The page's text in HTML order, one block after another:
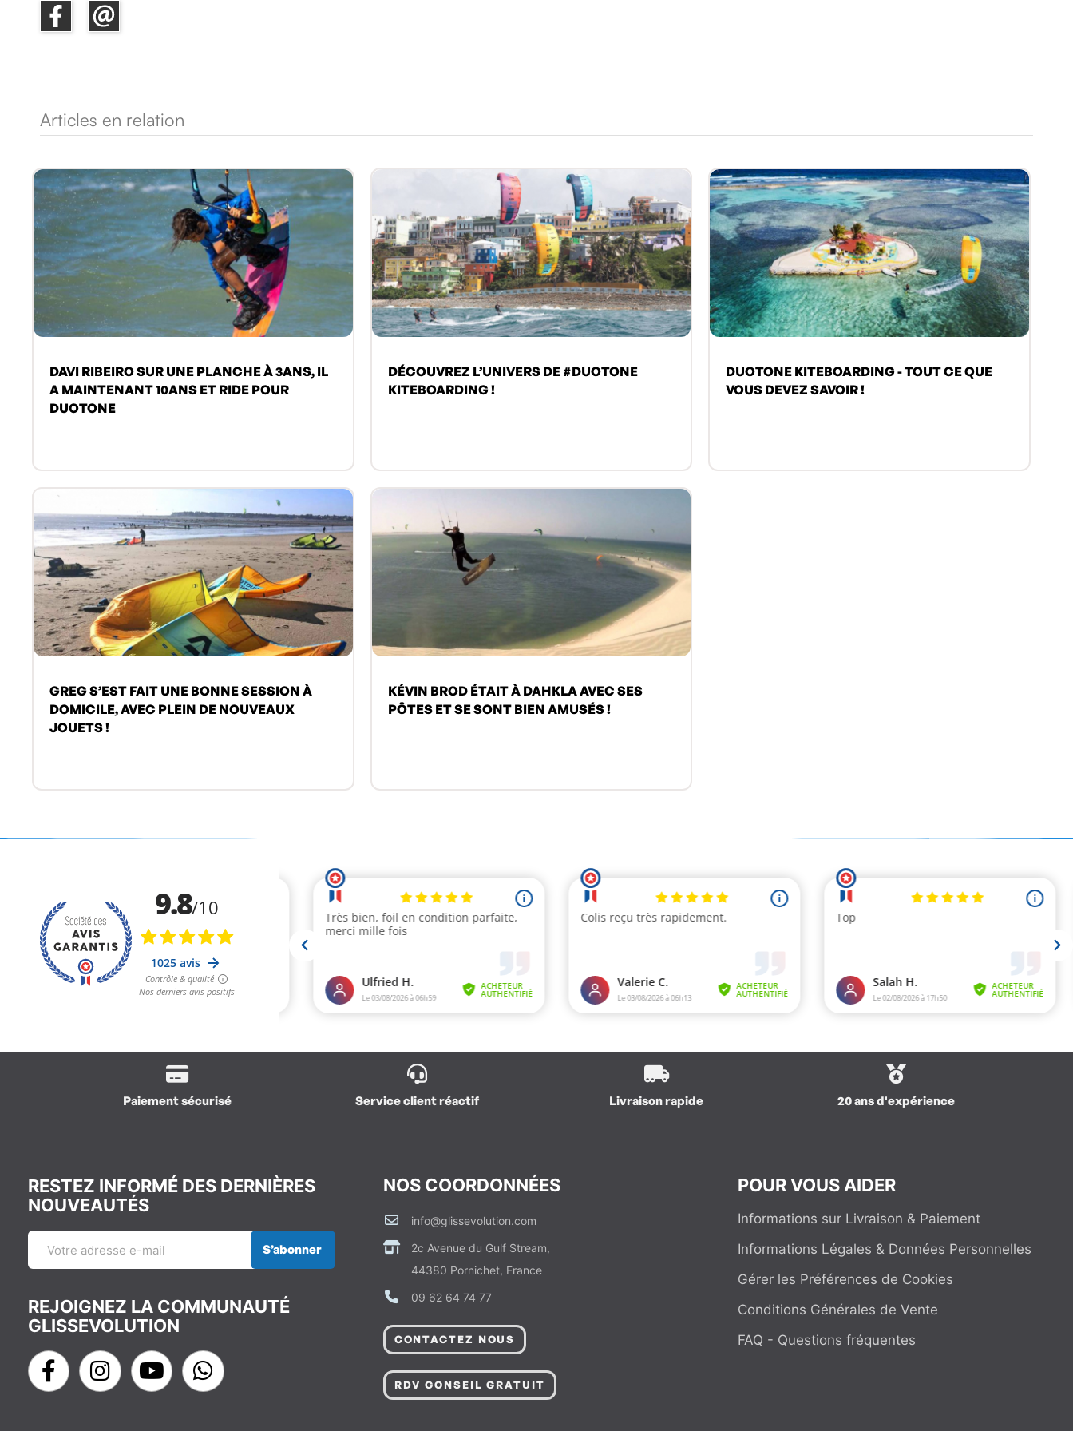
Articles en relation
DAVI RIBEIRO SUR UNE PLANCHE À 3ANS, IL
A MAINTENANT 10ANS ET RIDE POUR
DUOTONE
DÉCOUVREZ L’UNIVERS DE #DUOTONE
KITEBOARDING !
DUOTONE KITEBOARDING - TOUT CE QUE
VOUS DEVEZ SAVOIR !
GREG S’EST FAIT UNE BONNE SESSION À
DOMICILE, AVEC PLEIN DE NOUVEAUX
JOUETS !
KÉVIN BROD ÉTAIT À DAHKLA AVEC SES
PÔTES ET SE SONT BIEN AMUSÉS !
Paiement sécurisé Service client réactif Livraison rapide 20 ans d'expérience
RESTEZ INFORMÉ DES DERNIÈRES
NOUVEAUTÉS
S’abonner
REJOIGNEZ LA COMMUNAUTÉ
GLISSEVOLUTION
NOS COORDONNÉES
info@glissevolution.com
2c Avenue du Gulf Stream,
44380 Pornichet, France
09 62 64 74 77
CONTACTEZ NOUS
RDV CONSEIL GRATUIT
POUR VOUS AIDER
Informations sur Livraison & Paiement
Informations Légales & Données Personnelles
Gérer les Préférences de Cookies
Conditions Générales de Vente
FAQ - Questions fréquentes